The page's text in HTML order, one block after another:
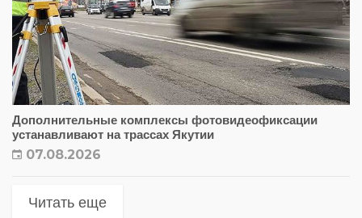
Дополнительные комплексы фотовидеофиксации
устанавливают на трассах Якутии
07.08.2026
Читать еще